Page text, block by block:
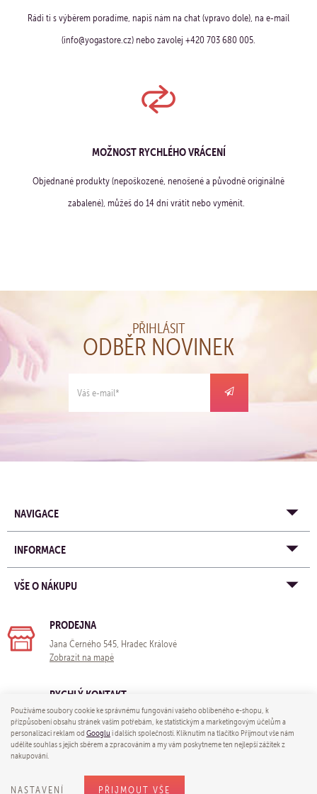
Rádi ti s výběrem poradíme, napiš nám na chat (vpravo dole), na e-mail
(info@yogastore.cz) nebo zavolej +420 703 680 005.
MOŽNOST RYCHLÉHO VRÁCENÍ
Objednané produkty (nepoškozené, nenošené a původně originálně
zabalené), můžeš do 14 dní vrátit nebo vyměnit.
PŘIHLÁSIT
ODBĚR NOVINEK
NAVIGACE
INFORMACE
VŠE O NÁKUPU
PRODEJNA
Jana Černého 545, Hradec Králové
Zobrazit na mapě
RYCHLÝ KONTAKT
e-mail:obchod@yogastore.cz
tel: +420 703 680 005
© 2026 Yoga store - e-mail:obchod@yogastore.cz
Používáme soubory cookie ke správnému fungování vašeho oblíbeného e-shopu, k
přizpůsobení obsahu stránek vašim potřebám, ke statistickým a marketingovým účelům a
personalizaci reklam odGooglui dalších společností. Kliknutím na tlačítko Přijmout vše nám
udělíte souhlas s jejich sběrem a zpracováním a my vám poskytneme ten nejlepší zážitek z
nakupování.
NASTAVENÍ PŘIJMOUT VŠE